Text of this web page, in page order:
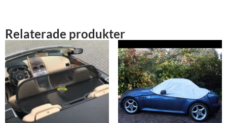
Relaterade produkter